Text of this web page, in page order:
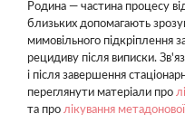
Родина — частина процесу
близьких допомагають
мимовільного підкріплення
рецидиву після виписки.
і після завершення
переглянути матеріали про
та про лікування